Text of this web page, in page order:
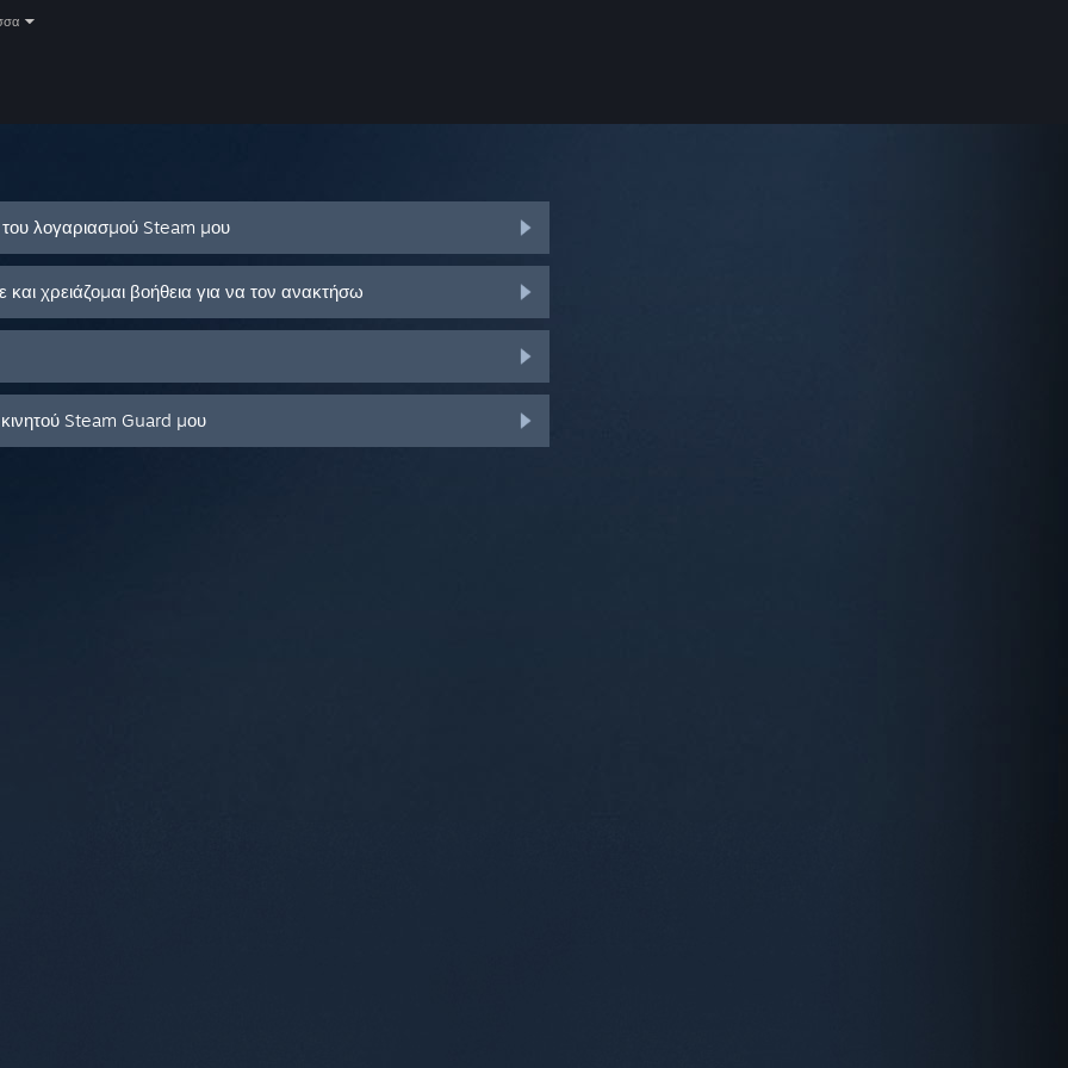
λογαριασμού Steam μου
χρειάζομαι βοήθεια για να τον ανακτήσω
Steam Guard μου